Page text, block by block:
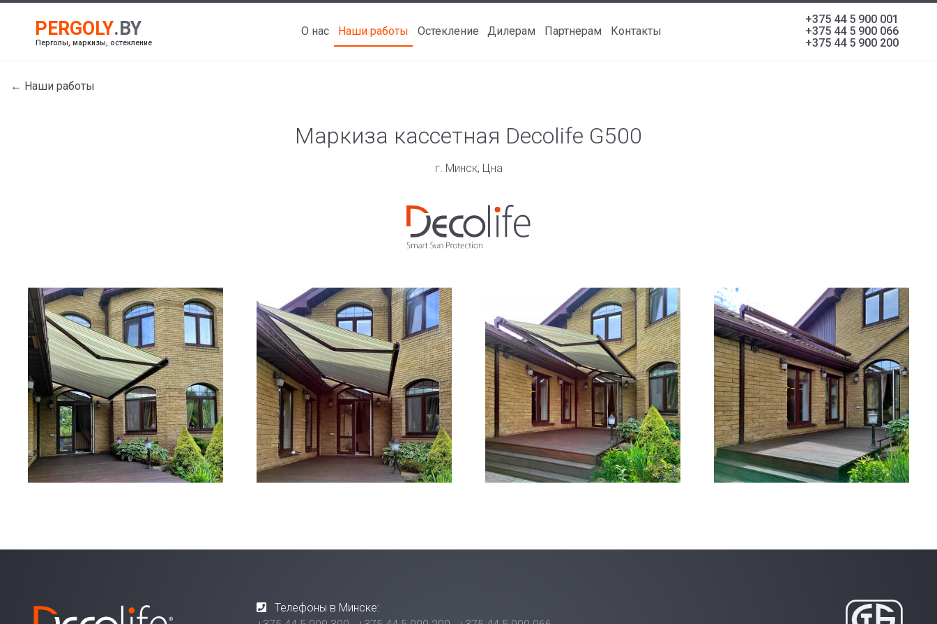
Перголы, маркизы, остекление
О нас Наши работы Остекление Дилерам Партнерам Контакты
+375 44 5 900 001
+375 44 5 900 066
+375 44 5 900 200
← Наши работы
Маркиза кассетная Decolife G500
г. Минск, Цна
Телефоны в Минске: